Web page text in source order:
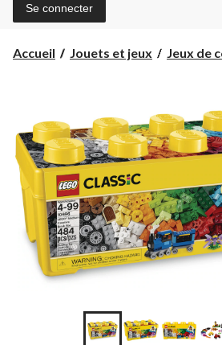
Se connecter
Accueil Jouets et jeux Jeux de